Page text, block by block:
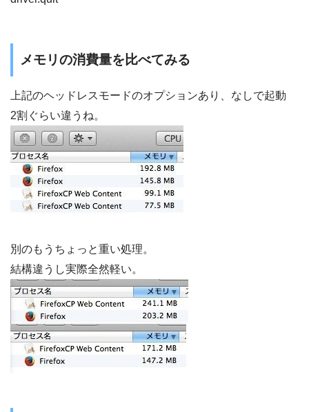
メモリの消費量を比べてみる
上記のヘッドレスモードのオプションあり、なしで起動
2割ぐらい違うね。
別のもうちょっと重い処理。
結構違うし実際全然軽い。